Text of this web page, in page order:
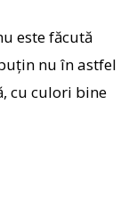
este făcută
nu în astfel
cu culori bine